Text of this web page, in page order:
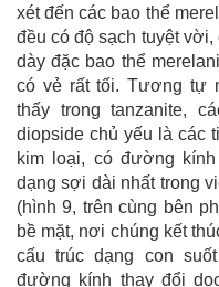
xét đến các bao thể
đều có độ sạch tuyệt
dày đặc bao thể
có vẻ rất tối. Tương tự
thấy trong tanzanite,
diopside chủ yếu là các
kim loại, có đường
dạng sợi dài nhất trong
(hình 9, trên cùng bên
bề mặt, nơi chúng kết
cấu trúc dạng con
đường kính thay đổi